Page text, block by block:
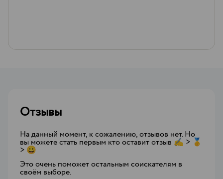
Отзывы
На данный момент, к сожалению, отзывов нет. Но
вы можете стать первым кто оставит отзыв ✍ > 🥇
> 😀
Это очень поможет остальным соискателям в
своём выборе.